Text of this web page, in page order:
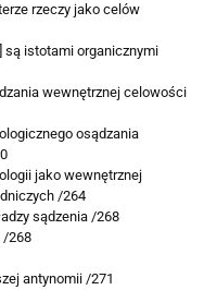
rzeczy jako celów
są istotami organicznymi
wewnętrznej celowości
osądzania
jako wewnętrznej
/264
sądzenia /268
/268
antynomii /271